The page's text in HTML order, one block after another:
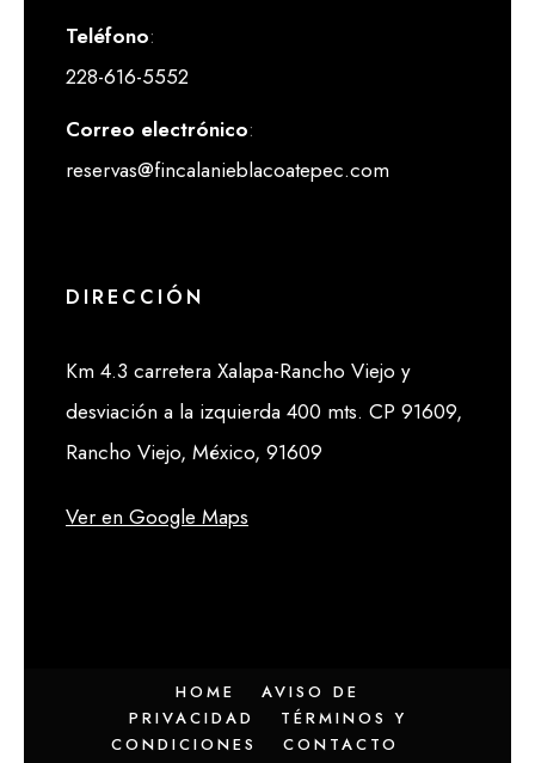
Teléfono:
228-616-5552
Correo electrónico:
reservas@fincalanieblacoatepec.com
DIRECCIÓN
Km 4.3 carretera Xalapa-Rancho Viejo y
desviación a la izquierda 400 mts. CP 91609,
Rancho Viejo, México, 91609
Ver en Google Maps
HOME
AVISO DE
PRIVACIDAD
TÉRMINOS Y
CONDICIONES
CONTACTO